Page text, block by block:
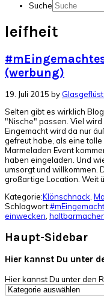
Suche
leifheit
(werbung)
19. Juli 2015 by
Selten gibt es wirklich
"Nische" passen. Viel
Eingemacht wird da nur
gefreut habe, als eine
Marmeladen Event
haben eingeladen. Und
umsorgt und willkommen.
großartige Location. Weit
Kategorie:Klönschnack
Schlagwort:
einwecken
Haupt-Sidebar
Hier kannst Du unter
Hier kannst Du unter den